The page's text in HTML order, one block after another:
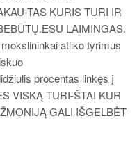
TAS KURIS TURI IR
LAIMINGAS.
atliko tyrimus
procentas linkęs į
VISKĄ TURI-ŠTAI KUR
GALI IŠGELBĖT